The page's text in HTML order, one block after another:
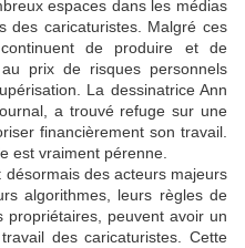
espaces dans les médias
des caricaturistes. Malgré ces
de produire et de
prix de risques personnels
La dessinatrice Ann
a trouvé refuge sur une
financièrement son travail.
est vraiment pérenne.
des acteurs majeurs
algorithmes, leurs règles de
propriétaires, peuvent avoir un
des caricaturistes. Cette